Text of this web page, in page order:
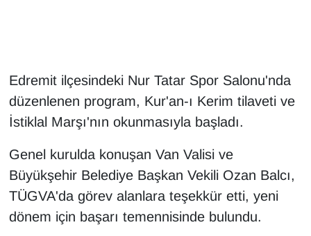
Edremit ilçesindeki Nur Tatar Spor Salonu'nda
düzenlenen program, Kur'an-ı Kerim tilaveti ve
İstiklal Marşı'nın okunmasıyla başladı.
Genel kurulda konuşan Van Valisi ve
Büyükşehir Belediye Başkan Vekili Ozan Balcı,
TÜGVA'da görev alanlara teşekkür etti, yeni
dönem için başarı temennisinde bulundu.
HABERDE İNSAN
İngilizce
Kadın
Kamu Alımları
Kim Kimdir?